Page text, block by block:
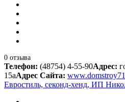
0 отзыва
Телефон: (48754) 4-55-90Адрес:
15аАдрес Сайта:
Евростиль, секонд-хенд, ИП